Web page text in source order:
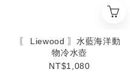
〖 Liewood 〗水藍海洋動
物冷水壺
NT$1,080